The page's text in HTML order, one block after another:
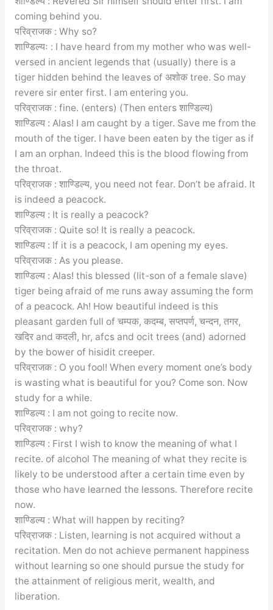
coming behind you.
परिव्राजक : Why so?
शाण्डिल्यः : I have heard from my mother who was well-
versed in ancient legends that (usually) there is a
tiger hidden behind the leaves of अशोक tree. So may
revere sir enter first. I am entering you.
परिव्राजक : fine. (enters) (Then enters शाण्डिल्य)
शाण्डिल्य : Alas! I am caught by a tiger. Save me from the
mouth of the tiger. I have been eaten by the tiger as if
I am an orphan. Indeed this is the blood flowing from
the throat.
परिव्राजक : शाण्डिल्य, you need not fear. Don’t be afraid. It
is indeed a peacock.
शाण्डिल्य : It is really a peacock?
परिव्राजक : Quite so! It is really a peacock.
शाण्डिल्य : If it is a peacock, I am opening my eyes.
परिव्राजक : As you please.
शाण्डिल्य : Alas! this blessed (lit-son of a female slave)
tiger being afraid of me runs away assuming the form
of a peacock. Ah! How beautiful indeed is this
pleasant garden full of चम्पक, कदम्ब, सप्तपर्ण, चन्दन, तगर,
खदिर and कदली, hr, afcs and ocit trees (and) adorned
by the bower of hisidit creeper.
परिव्राजक : O you fool! When every moment one’s body
is wasting what is beautiful for you? Come son. Now
study for a while.
शाण्डिल्य : I am not going to recite now.
परिव्राजक : why?
शाण्डिल्य : First I wish to know the meaning of what I
recite. of alcohol The meaning of what they recite is
likely to be understood after a certain time even by
those who have learned the lessons. Therefore recite
now.
शाण्डिल्य : What will happen by reciting?
परिव्राजक : Listen, learning is not acquired without a
recitation. Men do not achieve permanent happiness
without learning so one should pursue the study for
the attainment of religious merit, wealth, and
liberation.